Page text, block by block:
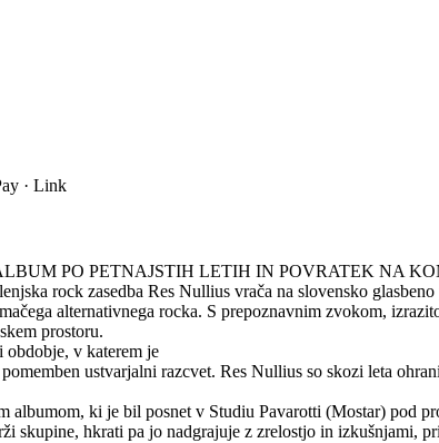
· Link
PO PETNAJSTIH LETIH IN POVRATEK NA
rock zasedba Res Nullius vrača na slovensko
alternativnega rocka. S prepoznavnim zvokom,
prostoru.
v katerem je
ustvarjalni razcvet. Res Nullius so skozi leta
albumom, ki je bil posnet v Studiu Pavarotti (Mostar) pod
skupine, hkrati pa jo nadgrajuje z zrelostjo in izkušnjami,